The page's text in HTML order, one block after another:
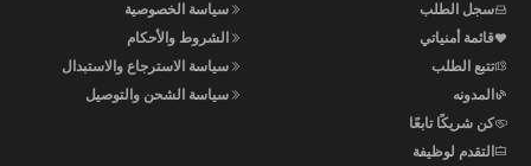
سجل الطلب
قائمة أمنياتي
تتبع الطلب
المدونه
كن شريكًا تابعًا
التقدم لوظيفة
سياسة الخصوصية
الشروط والأحكام
سياسة الاسترجاع والاستبدال
سياسة الشحن والتوصيل